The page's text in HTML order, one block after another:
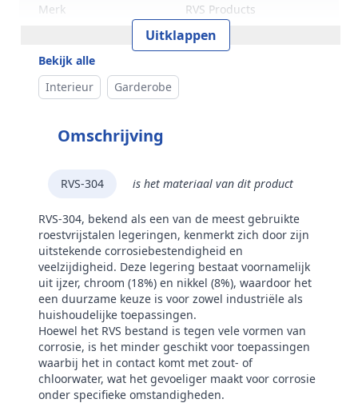
Merk
RVS Products
Uitklappen
Bekijk alle
Interieur
Garderobe
Omschrijving
RVS-304 is het materiaal van dit product
RVS-304, bekend als een van de meest gebruikte
roestvrijstalen legeringen, kenmerkt zich door zijn
uitstekende corrosiebestendigheid en
veelzijdigheid. Deze legering bestaat voornamelijk
uit ijzer, chroom (18%) en nikkel (8%), waardoor het
een duurzame keuze is voor zowel industriële als
huishoudelijke toepassingen.
Hoewel het RVS bestand is tegen vele vormen van
corrosie, is het minder geschikt voor toepassingen
waarbij het in contact komt met zout- of
chloorwater, wat het gevoeliger maakt voor corrosie
onder specifieke omstandigheden.